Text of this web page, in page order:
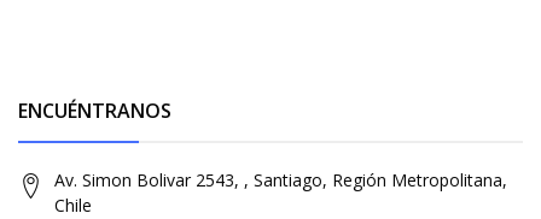
ENCUÉNTRANOS
Av. Simon Bolivar 2543, , Santiago, Región Metropolitana,
Chile